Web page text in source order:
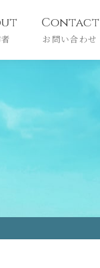
Contact
お問い合わせ